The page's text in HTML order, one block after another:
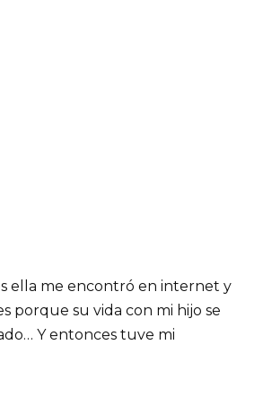
ella me encontró en internet y
porque su vida con mi hijo se
Y entonces tuve mi